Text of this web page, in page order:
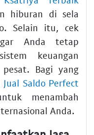
hiburan di sela
Selain itu, cek
Anda tetap
keuangan
Bagi yang
Jual Saldo Perfect
menambah
Anda.